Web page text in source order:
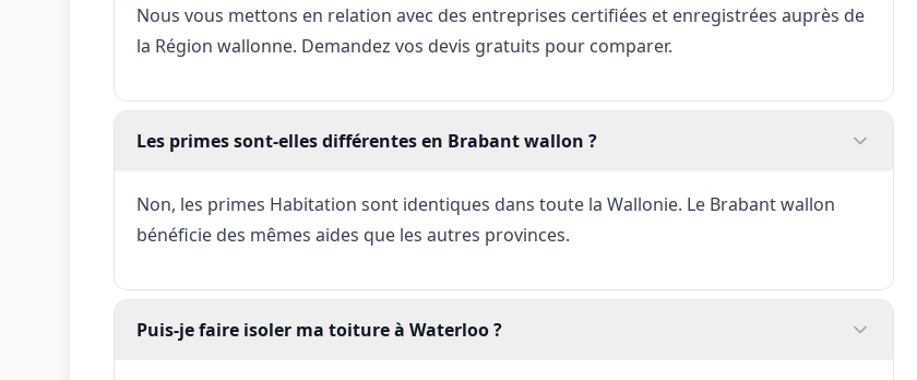
Nous vous mettons en relation avec des entreprises certifiées et enregistrées auprès de
la Région wallonne. Demandez vos devis gratuits pour comparer.
Les primes sont-elles différentes en Brabant wallon ?
Non, les primes Habitation sont identiques dans toute la Wallonie. Le Brabant wallon
bénéficie des mêmes aides que les autres provinces.
Puis-je faire isoler ma toiture à Waterloo ?